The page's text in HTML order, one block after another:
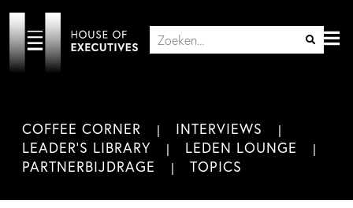
COFFEE CORNER
INTERVIEWS
LEADER'S LIBRARY
LEDEN LOUNGE
PARTNERBIJDRAGE
TOPICS